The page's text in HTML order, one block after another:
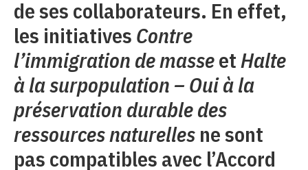
de ses collaborateurs. En effet,
les initiatives Contre
l’immigration de masseetHalte
à la surpopulation – Oui à la
préservation durable des
ressources naturelles ne sont
pas compatibles avec l’Accord